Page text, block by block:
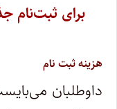
هزینه ثبت نام
داوطلبان